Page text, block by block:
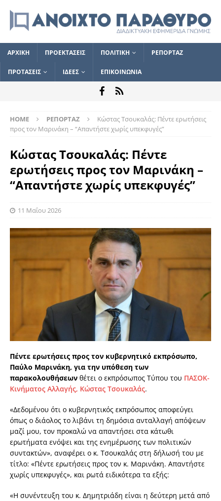
ΑΡΧΙΚΗ ΠΡΟΕΚΤΑΣΕΙΣ ΠΟΛΙΤΙΚΗ ΡΕΠΟΡΤΑΖ
ΠΡΟΤΑΣΕΙΣ ΙΔΕΕΣ ΕΠΙΚΟΙΝΩΝΙΑ
HOME ΡΕΠΟΡΤΑΖ
Κώστας Τσουκαλάς: Πέντε ερωτήσεις
προς τον Μαρινάκη – “Απαντήστε χωρίς υπεκφυγές”
Κώστας Τσουκαλάς: Πέντε
ερωτήσεις προς τον Μαρινάκη –
“Απαντήστε χωρίς υπεκφυγές”
11 Μαΐου 2026
Πέντε ερωτήσεις προς τον κυβερνητικό εκπρόσωπο,
Παύλο Μαρινάκη, για την υπόθεση των
παρακολουθήσεων θέτει ο εκπρόσωπος Τύπου του ΠΑΣΟΚ-
Κινήματος Αλλαγής, Κώστας Τσουκαλάς.
«Δεδομένου ότι ο κυβερνητικός εκπρόσωπος αποφεύγει
όπως ο διάολος το λιβάνι τη δημόσια ανταλλαγή απόψεων
μαζί μου, τον προκαλώ να απαντήσει στα κάτωθι
ερωτήματα ενόψει και της ενημέρωσης των πολιτικών
συντακτών», αναφέρει ο κ. Τσουκαλάς στη δήλωσή του με
τίτλο: «Πέντε ερωτήσεις προς τον κ. Μαρινάκη. Απαντήστε
χωρίς υπεκφυγές», και ρωτά ειδικότερα τα εξής:
«Η συνέντευξη του κ. Δημητριάδη είναι η δεύτερη μετά από